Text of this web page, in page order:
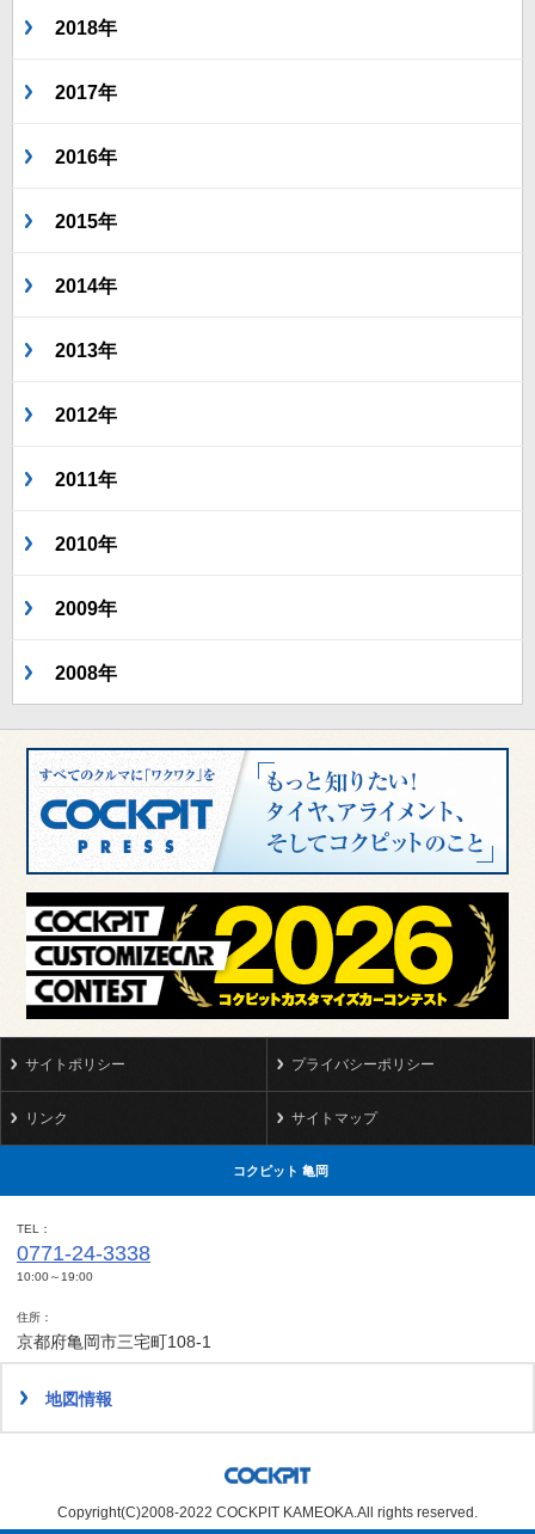
2018年
2017年
2016年
2015年
2014年
2013年
2012年
2011年
2010年
2009年
2008年
サイトポリシー プライバシーポリシー
リンク サイトマップ
コクピット 亀岡
TEL
0771-24-3338
10:00～19:00
住所
京都府亀岡市三宅町108-1
地図情報
Copyright(C)2008-2022 COCKPIT KAMEOKA.All rights reserved.